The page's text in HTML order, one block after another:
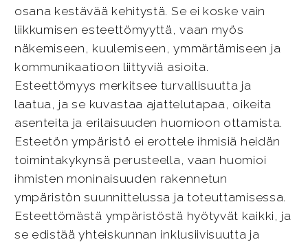
osana kestävää kehitystä. Se ei koske vain
liikkumisen esteettömyyttä, vaan myös
näkemiseen, kuulemiseen, ymmärtämiseen ja
kommunikaatioon liittyviä asioita.
Esteettömyys merkitsee turvallisuutta ja
laatua, ja se kuvastaa ajattelutapaa, oikeita
asenteita ja erilaisuuden huomioon ottamista.
Esteetön ympäristö ei erottele ihmisiä heidän
toimintakykynsä perusteella, vaan huomioi
ihmisten moninaisuuden rakennetun
ympäristön suunnittelussa ja toteuttamisessa.
Esteettömästä ympäristöstä hyötyvät kaikki, ja
se edistää yhteiskunnan inklusiivisuutta ja